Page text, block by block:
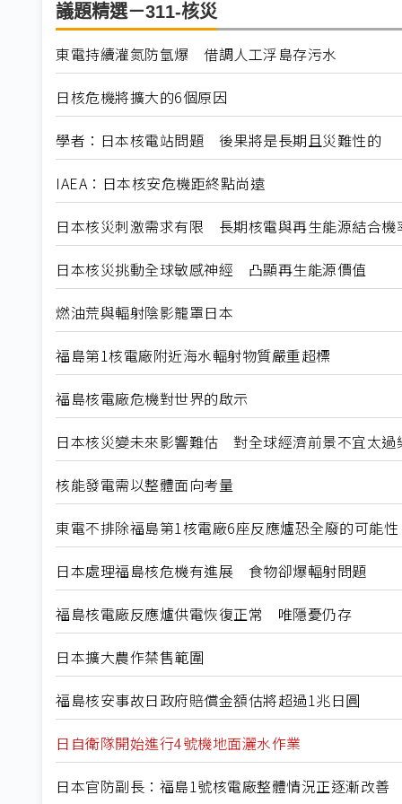
議題精選－311-核災
東電持續灌氮防氫爆 借調人工浮島存污水
日核危機將擴大的6個原因
學者：日本核電站問題 後果將是長期且災難性的
IAEA：日本核安危機距終點尚遠
日本核災刺激需求有限 長期核電與再生能源結合機
日本核災挑動全球敏感神經 凸顯再生能源價值
燃油荒與輻射陰影籠罩日本
福島第1核電廠附近海水輻射物質嚴重超標
福島核電廠危機對世界的啟示
日本核災變未來影響難估 對全球經濟前景不宜太過
核能發電需以整體面向考量
東電不排除福島第1核電廠6座反應爐恐全廢的可能性
日本處理福島核危機有進展 食物卻爆輻射問題
福島核電廠反應爐供電恢復正常 唯隱憂仍存
日本擴大農作禁售範圍
福島核安事故日政府賠償金額估將超過1兆日圓
日自衛隊開始進行4號機地面灑水作業
日本官防副長：福島1號核電廠整體情況正逐漸改善